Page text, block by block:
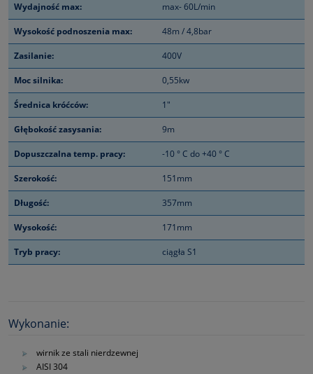
Wydajność max: max- 60L/min
Wysokość podnoszenia max: 48m / 4,8bar
Zasilanie: 400V
Moc silnika: 0,55kw
Średnica króćców: 1"
Głębokość zasysania: 9m
Dopuszczalna temp. pracy: -10 ° C do +40 ° C
Szerokość: 151mm
Długość: 357mm
Wysokość: 171mm
Tryb pracy: ciągła S1
Wykonanie:
wirnik ze stali nierdzewnej
AISI 304